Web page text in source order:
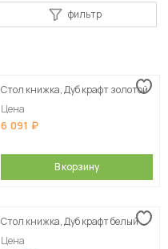
фильтр
Стол книжка, Дуб крафт золотой
Цена
6 091
В корзину
Стол книжка, Дуб крафт белый
Цена